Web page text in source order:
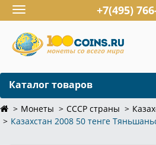
Toggle
navigation
+7(495)
Каталог товаров
Монеты СССР страны
Казахстан 2008 50 тенге